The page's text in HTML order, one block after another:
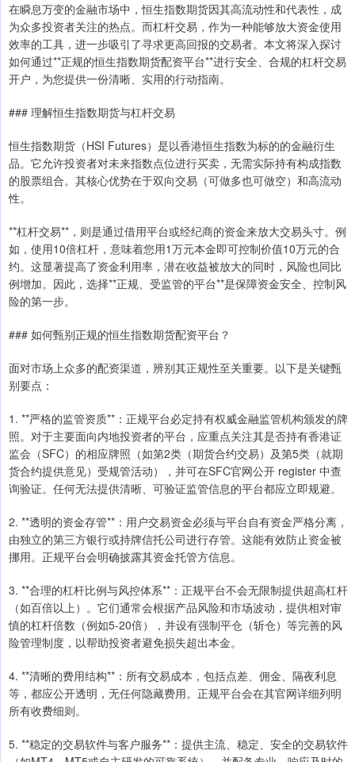
在瞬息万变的金融市场中，恒生指数期货因其高流动性和代表性，成
为众多投资者关注的热点。而杠杆交易，作为一种能够放大资金使用
效率的工具，进一步吸引了寻求更高回报的交易者。本文将深入探讨
如何通过**正规的恒生指数期货配资平台**进行安全、合规的杠杆交易
开户，为您提供一份清晰、实用的行动指南。
### 理解恒生指数期货与杠杆交易
恒生指数期货（HSI Futures）是以香港恒生指数为标的的金融衍生
品。它允许投资者对未来指数点位进行买卖，无需实际持有构成指数
的股票组合。其核心优势在于双向交易（可做多也可做空）和高流动
性。
**杠杆交易**，则是通过借用平台或经纪商的资金来放大交易头寸。例
如，使用10倍杠杆，意味着您用1万元本金即可控制价值10万元的合
约。这显著提高了资金利用率，潜在收益被放大的同时，风险也同比
例增加。因此，选择**正规、受监管的平台**是保障资金安全、控制风
险的第一步。
### 如何甄别正规的恒生指数期货配资平台？
面对市场上众多的配资渠道，辨别其正规性至关重要。以下是关键甄
别要点：
1. **严格的监管资质**：正规平台必定持有权威金融监管机构颁发的牌
照。对于主要面向内地投资者的平台，应重点关注其是否持有香港证
监会（SFC）的相应牌照（如第2类（期货合约交易）及第5类（就期
货合约提供意见）受规管活动），并可在SFC官网公开 register 中查
询验证。任何无法提供清晰、可验证监管信息的平台都应立即规避。
2. **透明的资金存管**：用户交易资金必须与平台自有资金严格分离，
由独立的第三方银行或持牌信托公司进行存管。这能有效防止资金被
挪用。正规平台会明确披露其资金托管方信息。
3. **合理的杠杆比例与风控体系**：正规平台不会无限制提供超高杠杆
（如百倍以上）。它们通常会根据产品风险和市场波动，提供相对审
慎的杠杆倍数（例如5-20倍），并设有强制平仓（斩仓）等完善的风
险管理制度，以帮助投资者避免损失超出本金。
4. **清晰的费用结构**：所有交易成本，包括点差、佣金、隔夜利息
等，都应公开透明，无任何隐藏费用。正规平台会在其官网详细列明
所有收费细则。
5. **稳定的交易软件与客户服务**：提供主流、稳定、安全的交易软件